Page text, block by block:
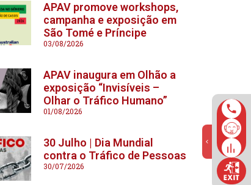
APAV promove workshops,
campanha e exposição em
São Tomé e Príncipe
03/08/2026
APAV inaugura em Olhão a
exposição “Invisíveis –
Olhar o Tráfico Humano”
01/08/2026
30 Julho | Dia Mundial
contra o Tráfico de Pessoas
30/07/2026